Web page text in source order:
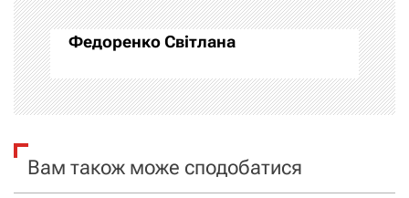
а
ц
і
Федоренко Світлана
Вам також може сподобатися